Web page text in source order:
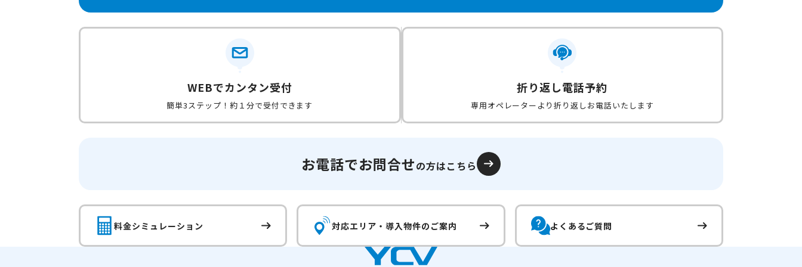
WEBでカンタン受付
簡単3ステップ！約１分で受付できます
折り返し電話予約
専用オペレーターより折り返しお電話いたします
お電話でお問合せの方はこちら
料金シミュレーション 対応エリア・導入物件のご案内 よくあるご質問